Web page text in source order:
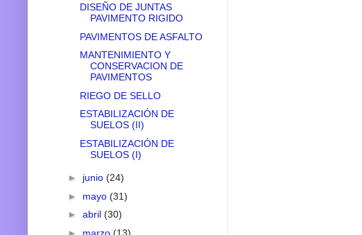
DISEÑO DE JUNTAS
PAVIMENTO RIGIDO
PAVIMENTOS DE ASFALTO
MANTENIMIENTO Y
CONSERVACION DE
PAVIMENTOS
RIEGO DE SELLO
ESTABILIZACIÓN DE
SUELOS (II)
ESTABILIZACIÓN DE
SUELOS (I)
► junio (24)
► mayo (31)
► abril (30)
► marzo (13)